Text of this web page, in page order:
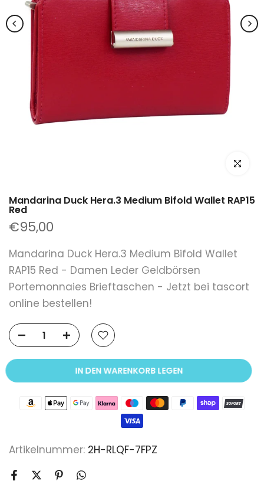
klicken
Mandarina Duck Hera.3 Medium Bifold Wallet RAP15
Red
€95,00
Mandarina Duck Hera.3 Medium Bifold Wallet
RAP15 Red - Damen Leder Geldbörsen
Portemonnaies Brieftaschen - Jetzt bei tascort
online bestellen!
IN DEN WARENKORB LEGEN
Artikelnummer: 2H-RLQF-7FPZ